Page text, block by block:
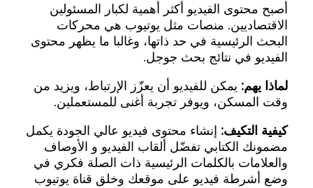
أصبح محتوى الفيديو أكثر أهمية لكبار المسئولين
الاقتصاديين. منصات مثل يوتيوب هي محركات
البحث الرئيسية في حد ذاتها، وغالبا ما يظهر محتوى
الفيديو في نتائج بحث جوجل.
لماذا يهم: يمكن للفيديو أن يعزّز الإرتباط، ويزيد من
وقت المسكن، ويوفر تجربة أغنى للمستعملين.
كيفية التكيف: إنشاء محتوى فيديو عالي الجودة يكمل
مضمونك الكتابي تفضّل ألقاب الفيديو و الأوصاف
والعلامات بالكلمات الرئيسية ذات الصلة فكري في
وضع أشرطة فيديو على موقعك وخلق قناة يوتيوب